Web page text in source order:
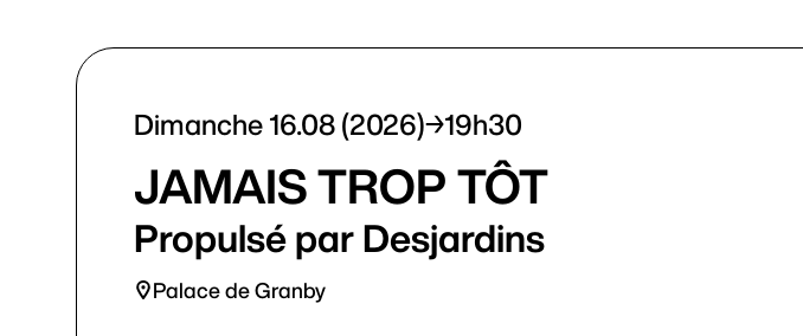
Dimanche 16.08 (2026) 19h30
JAMAIS TROP TÔT
Propulsé par Desjardins
Palace de Granby